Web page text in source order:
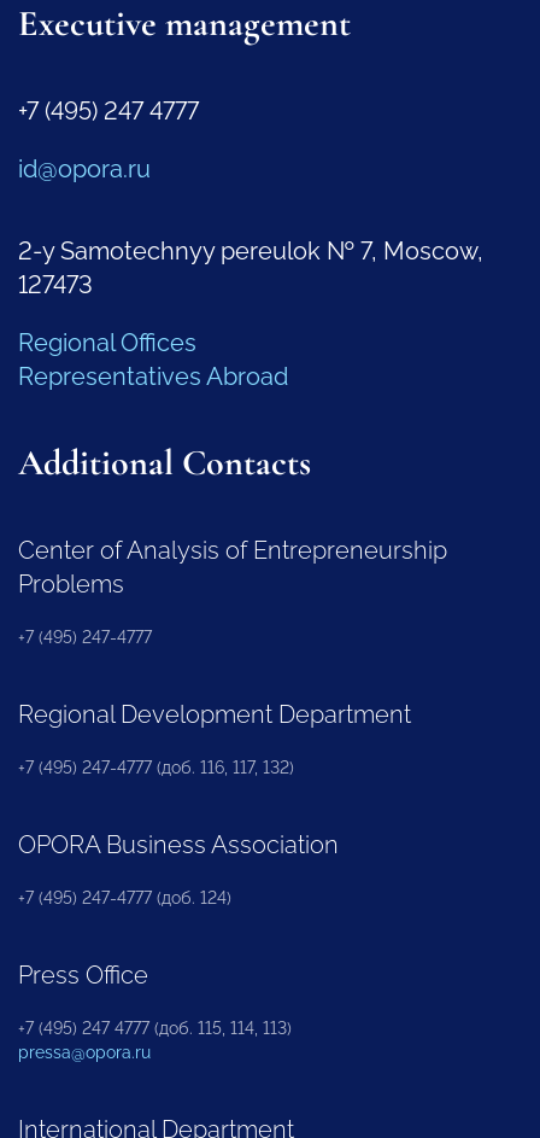
Executive management
+7 (495) 247 4777
id@opora.ru
2-y Samotechnyy pereulok № 7, Moscow,
127473
Regional Offices
Representatives Abroad
Additional Contacts
Center of Analysis of Entrepreneurship
Problems
+7 (495) 247-4777
Regional Development Department
+7 (495) 247-4777 (доб. 116, 117, 132)
OPORA Business Association
+7 (495) 247-4777 (доб. 124)
Press Office
+7 (495) 247 4777 (доб. 115, 114, 113)
pressa@opora.ru
International Department